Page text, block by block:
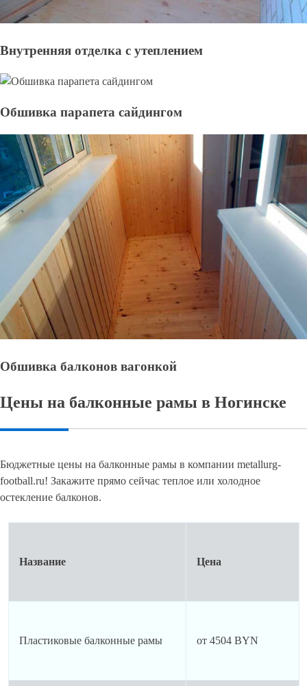
Внутренняя отделка с утеплением
Обшивка парапета сайдингом
Обшивка балконов вагонкой
Цены на балконные рамы в Ногинске
Бюджетные цены на балконные рамы в компании metallurg-
football.ru! Закажите прямо сейчас теплое или холодное
остекление балконов.
Название Цена
Пластиковые балконные рамы от 4504 BYN